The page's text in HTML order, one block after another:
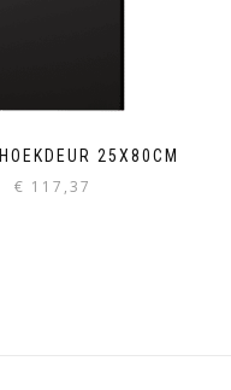
25X80CM
€ 117,37